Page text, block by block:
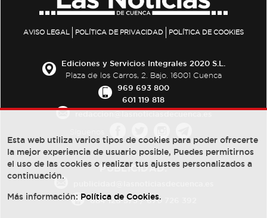
AVISO LEGAL POLÍTICA DE PRIVACIDAD POLÍTICA DE COOKIES
Ediciones y Servicios Integrales 2020 S.L.
Plaza de los Carros, 2. Bajo. 16001 Cuenca
969 693 800
601 119 818
PUBLICIDAD:
684 126 573/670 726 392
Esta web utiliza varios tipos de cookies para poder ofrecerte
la mejor experiencia de usuario posible, Puedes permitirnos
el uso de las cookies o realizar tus ajustes personalizados a
continuación.
Más información: Política de Cookies.